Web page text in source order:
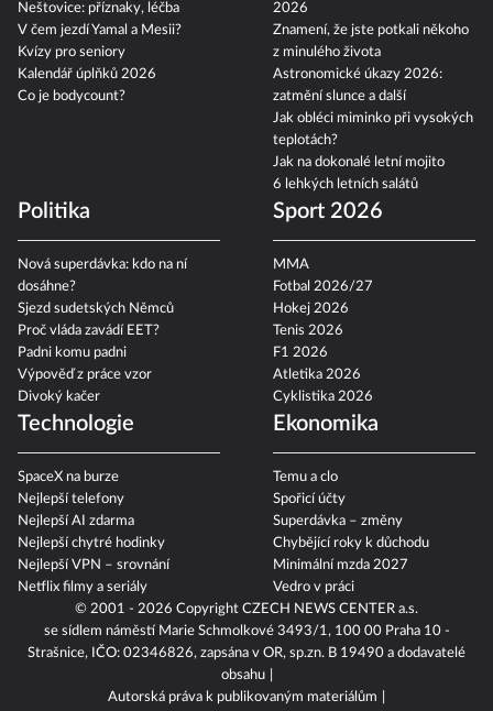
© 2001 - 2026 Copyright CZECH NEWS CENTER a.s.
se sídlem náměstí Marie Schmolkové 3493/1, 100 00 Praha 10 -
Strašnice, IČO: 02346826, zapsána v OR, sp.zn. B 19490 a dodavatelé
obsahu
Autorská práva k publikovaným materiálům
Neštovice: příznaky, léčba
V čem jezdí Yamal a Mesii?
Kvízy pro seniory
Kalendář úplňků 2026
Co je bodycount?
2026
Znamení, že jste potkali někoho
z minulého života
Astronomické úkazy 2026:
zatmění slunce a další
Jak obléci miminko při vysokých
teplotách?
Jak na dokonalé letní mojito
6 lehkých letních salátů
Politika
Nová superdávka: kdo na ní
dosáhne?
Sjezd sudetských Němců
Proč vláda zavádí EET?
Padni komu padni
Výpověď z práce vzor
Divoký kačer
Sport 2026
MMA
Fotbal 2026/27
Hokej 2026
Tenis 2026
F1 2026
Atletika 2026
Cyklistika 2026
Technologie
SpaceX na burze
Nejlepší telefony
Nejlepší AI zdarma
Nejlepší chytré hodinky
Nejlepší VPN – srovnání
Netflix filmy a seriály
Ekonomika
Temu a clo
Spořicí účty
Superdávka – změny
Chybějící roky k důchodu
Minimální mzda 2027
Vedro v práci